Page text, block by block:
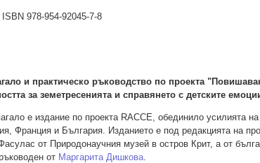
978-954-92045-7-8
и практическо ръководство по проекта
за земетресенията и справянето с детските
е издание по проекта RACCE, обeдинило усилията на
Франция и България. Изданието е под редакцията на
от Природонаучния музей в остров Крит, а от
от Маргарита Дишкова.